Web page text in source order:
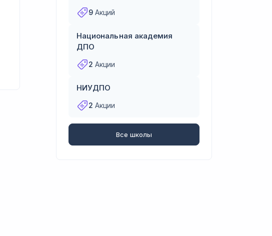
9 Акций
Национальная академия
ДПО
2 Акции
НИУДПО
2 Акции
Все школы